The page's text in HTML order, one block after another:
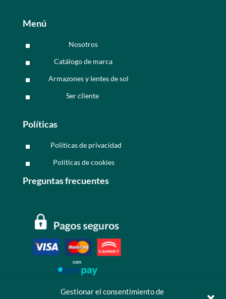
Gestionar el consentimiento de
Menú
^ Nosotros
^ Catálogo de marca
^ Armazones y lentes de sol
^ Ser cliente
Políticas
^ Politicas de privacidad
^ Políticas de cookies
Preguntas frecuentes